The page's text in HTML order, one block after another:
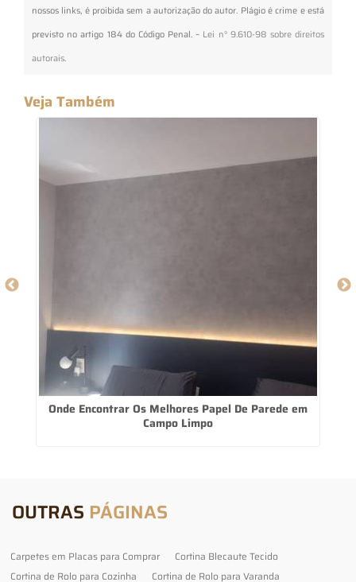
nossos links, é proibida sem a autorização do autor. Plágio é crime e está
previsto no artigo 184 do Código Penal. – Lei n° 9.610-98 sobre direitos
autorais.
Veja Também
Onde Encontrar Os Melhores Papel De Parede em
Campo Limpo
OUTRAS PÁGINAS
Carpetes em Placas para Comprar
Cortina Blecaute Tecido
Cortina de Rolo para Cozinha
Cortina de Rolo para Varanda